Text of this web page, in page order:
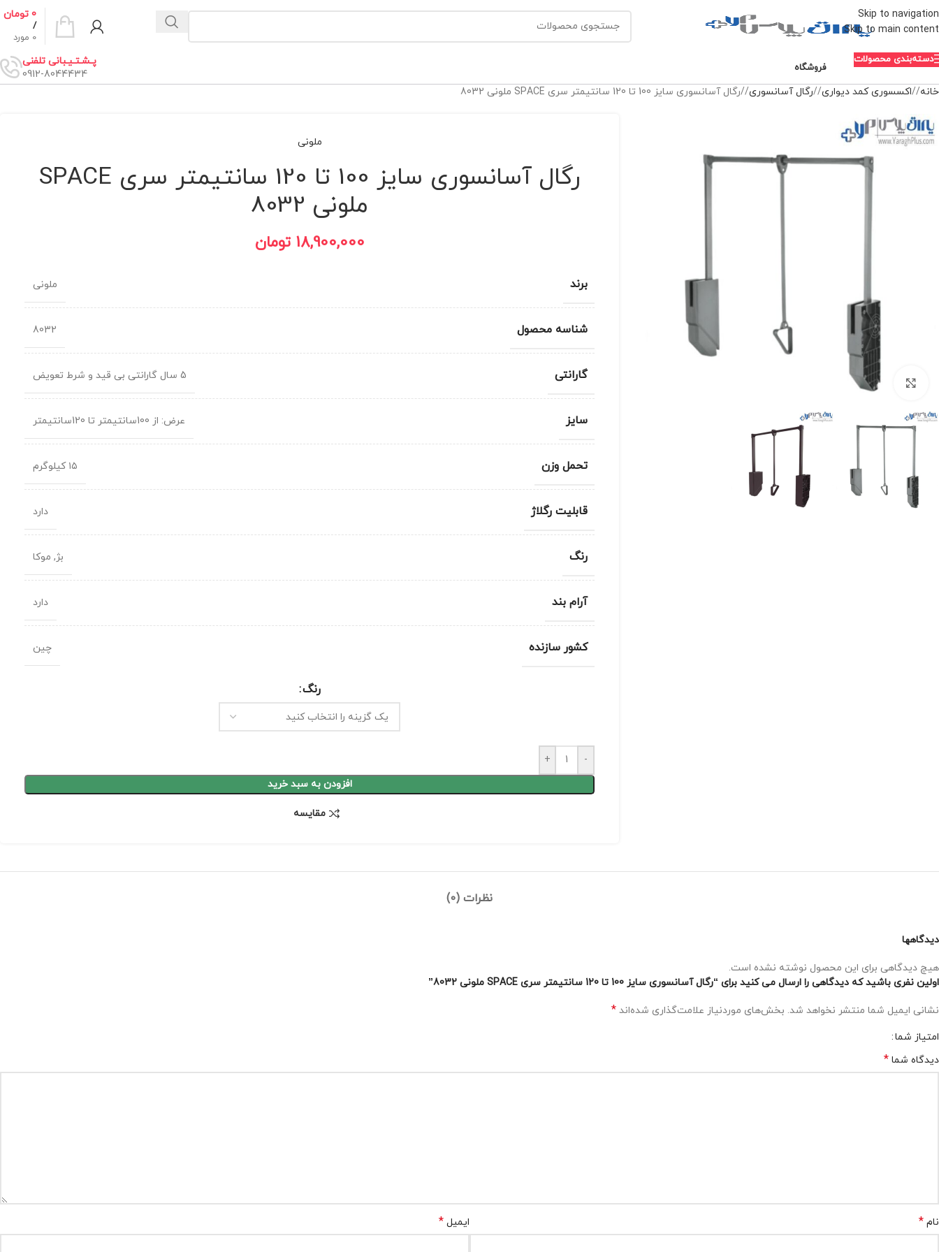
Skip to navigation
Skip to main content
0 مورد
/
0 تومان
دسته‌بندی محصولات
فروشگاه
پـشـتـیـبانی تلفنی
0912-8044434
خانه/ اکسسوری کمد دیواری/ رگال آسانسوری/ رگال آسانسوری سایز 100 تا 120 سانتیمتر سری SPACE ملونی 8032
-10%
برای بزرگنمایی کلیک کنید
ملونی
رگال آسانسوری سایز 100 تا 120 سانتیمتر سری SPACE
ملونی 8032
18,900,000 تومان
برند ملونی
شناسه محصول 8032
گارانتی 5 سال گارانتی بی قید و شرط تعویض
سایز عرض: از 100سانتیمتر تا 120سانتیمتر
تحمل وزن ۱۵ کیلوگرم
قابلیت رگلاژ دارد
رنگ بژ, موکا
آرام بند دارد
کشور سازنده چین
رنگ
-
+
افزودن به سبد خرید
مقايسه
نظرات (0)
دیدگاهها
هیچ دیدگاهی برای این محصول نوشته نشده است.
اولین نفری باشید که دیدگاهی را ارسال می کنید برای “رگال آسانسوری سایز 100 تا 120 سانتیمتر سری SPACE ملونی 8032”
نشانی ایمیل شما منتشر نخواهد شد. بخش‌های موردنیاز علامت‌گذاری شده‌اند *
امتیاز شما
دیدگاه شما *
نام * ایمیل *